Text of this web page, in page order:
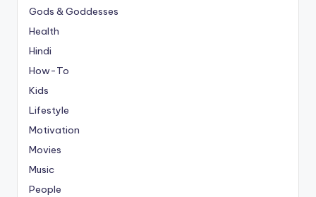
Gods & Goddesses
Health
Hindi
How-To
Kids
Lifestyle
Motivation
Movies
Music
People